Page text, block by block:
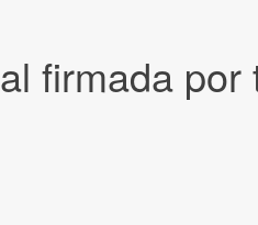
firmada por